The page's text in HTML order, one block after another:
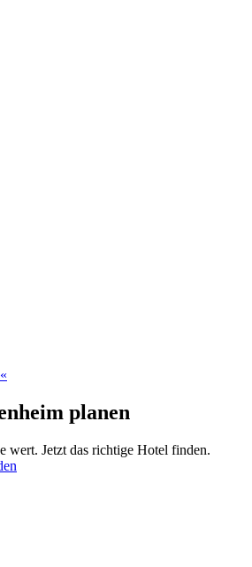
planen
wert. Jetzt das richtige Hotel finden.